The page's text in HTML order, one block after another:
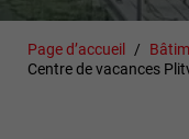
Page d’accueil
Centre de vacances